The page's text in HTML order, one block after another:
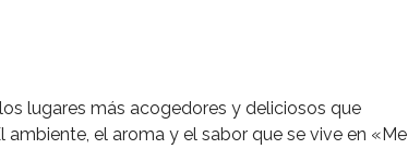
lugares más acogedores y deliciosos que
el aroma y el sabor que se vive en «Me